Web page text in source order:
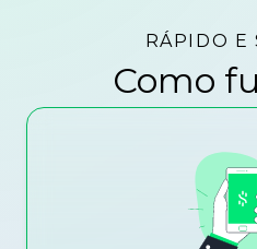
RÁPIDO E
Como